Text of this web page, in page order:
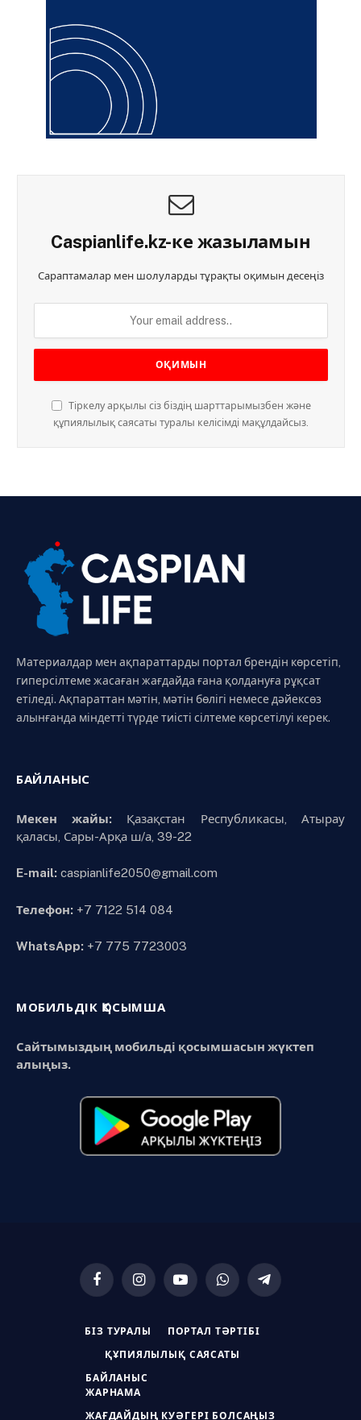
Caspianlife.kz-ке жазыламын
Сараптамалар мен шолуларды тұрақты оқимын десеңіз
Тіркелу арқылы сіз біздің шарттарымызбен және
құпиялылық саясаты туралы келісімді мақұлдайсыз.
Материалдар мен ақпараттарды портал брендін көрсетіп,
гиперсілтеме жасаған жағдайда ғана қолдануға рұқсат
етіледі. Ақпараттан мәтін, мәтін бөлігі немесе дәйексөз
алынғанда міндетті түрде тиісті сілтеме көрсетілуі керек.
БАЙЛАНЫС
Мекен жайы:Қазақстан Республикасы, Атырау
қаласы, Сары-Арқа ш/а, 39-22
E-mail: caspianlife2050@gmail.com
Телефон: +7 7122 514 084
WhatsApp: +7 775 7723003
МОБИЛЬДІК ҚОСЫМША
Сайтымыздың мобильді қосымшасын жүктеп
алыңыз.
FacebookInstagramYouTubeWhatsAppTelegram
БІЗ ТУРАЛЫ ПОРТАЛ ТӘРТІБІ
ҚҰПИЯЛЫЛЫҚ САЯСАТЫ
БАЙЛАНЫС
ЖАРНАМА
ЖАҒДАЙДЫҢ КУӘГЕРІ БОЛСАҢЫЗ